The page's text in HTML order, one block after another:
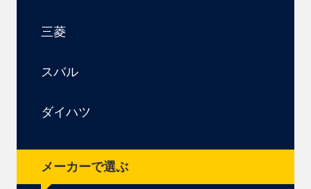
三菱
スバル
ダイハツ
メーカーで選ぶ